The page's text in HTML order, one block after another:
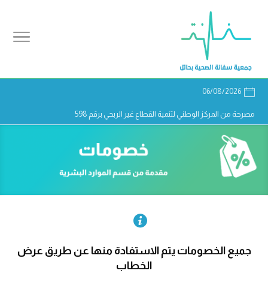
06/08/2026
مصرحة من المركز الوطني لتنمية القطاع غير الربحي برقم 598

جميع الخصومات يتم الاستفادة منها عن طريق عرض
الخطاب